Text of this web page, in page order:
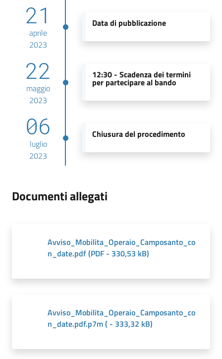
21
aprile
2023
Data di pubblicazione
22
maggio
2023
12:30 - Scadenza dei termini
per partecipare al bando
06
luglio
2023
Chiusura del procedimento
Documenti allegati
Avviso_Mobilita_Operaio_Camposanto_co
n_date.pdf(PDF - 330,53 kB)
Avviso_Mobilita_Operaio_Camposanto_co
n_date.pdf.p7m( - 333,32 kB)